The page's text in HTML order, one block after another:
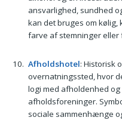
ansvarlighed, sundhed
kan det bruges om kølig,
farve af stemninger eller
Afholdshotel: Historisk
overnatningssted, hvor
logi med afholdenhed
afholdsforeninger.
sociale sammenhænge